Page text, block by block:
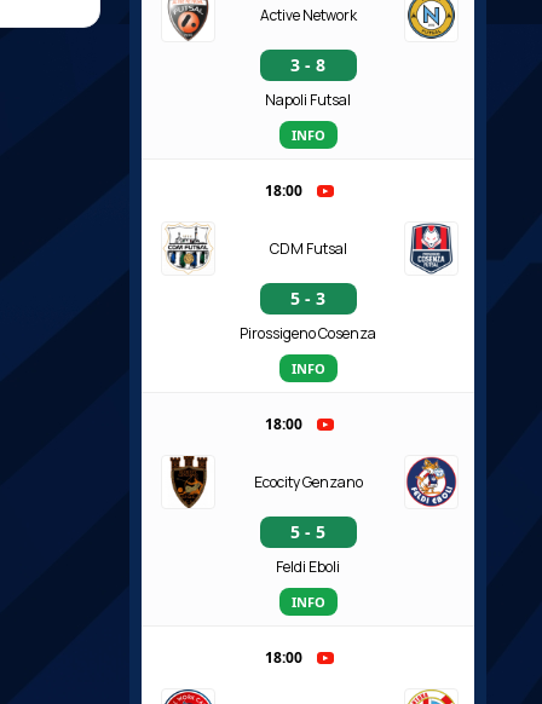
Active Network
3 - 8
Napoli Futsal
INFO
18:00
CDM Futsal
5 - 3
Pirossigeno Cosenza
INFO
18:00
Ecocity Genzano
5 - 5
Feldi Eboli
INFO
18:00